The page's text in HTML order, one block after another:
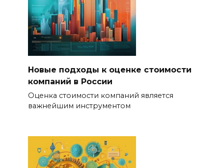
Новые подходы к оценке стоимости
компаний в России
Оценка стоимости компаний является
важнейшим инструментом